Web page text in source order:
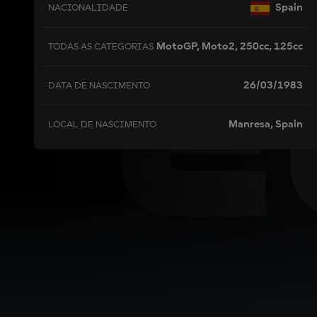
NACIONALIDADE Spain
TODAS AS CATEGORIAS MotoGP, Moto2, 250cc, 125cc
DATA DE NASCIMENTO 26/03/1983
LOCAL DE NASCIMENTO Manresa, Spain